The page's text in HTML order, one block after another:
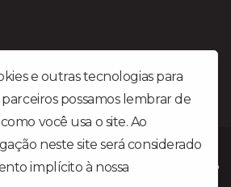
e outras tecnologias para
possamos lembrar de
você usa o site. Ao
neste site será considerado
implícito à nossa
uma emissora Gospel situada na cidade
mineiro a mais de 25 anos levando